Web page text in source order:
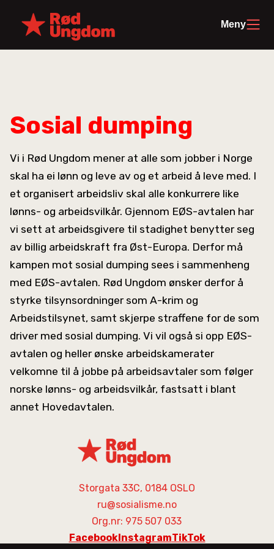
Meny
Sosial dumping
Vi i Rød Ungdom mener at alle som jobber i Norge
skal ha ei lønn og leve av og et arbeid å leve med. I
et organisert arbeidsliv skal alle konkurrere like
lønns- og arbeidsvilkår. Gjennom EØS-avtalen har
vi sett at arbeidsgivere til stadighet benytter seg
av billig arbeidskraft fra Øst-Europa. Derfor må
kampen mot sosial dumping sees i sammenheng
med EØS-avtalen. Rød Ungdom ønsker derfor å
styrke tilsynsordninger som A-krim og
Arbeidstilsynet, samt skjerpe straffene for de som
driver med sosial dumping. Vi vil også si opp EØS-
avtalen og heller ønske arbeidskamerater
velkomne til å jobbe på arbeidsavtaler som følger
norske lønns- og arbeidsvilkår, fastsatt i blant
annet Hovedavtalen.
Storgata 33C, 0184 OSLO
ru@sosialisme.no
Org.nr: 975 507 033
FacebookInstagramTikTok